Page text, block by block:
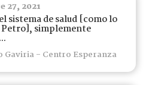
27, 2021
sistema de salud [como lo
simplemente
Gaviria - Centro Esperanza